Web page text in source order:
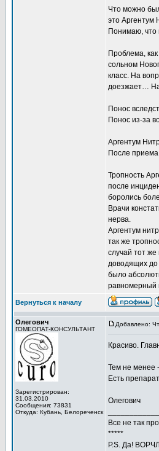
Что можно
это Аргентум
Понимаю, что
Проблема,
сольном
класс. На
доезжает…
Понос
Понос из-за
Аргентум
После
Тропность
после
боролись
Врачи
нерва.
Аргентум
так же
случай тот
доводящих до
было
равномерный
Вернуться к началу
Олегович
ГОМЕОПАТ-КОНСУЛЬТАНТ
Зарегистрирован:
31.03.2010
Сообщения: 73831
Откуда: Кубань, Белореченск
Добавлено:
Красиво.
Тем не менее
Есть
Олегович
Все не так
*****
P.S. Да!